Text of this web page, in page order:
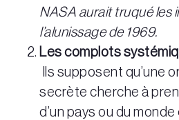
NASA aurait truqué les
l’alunissage de 1969.
Les complots
Ils supposent qu’une
secrète cherche à
d’un pays ou du